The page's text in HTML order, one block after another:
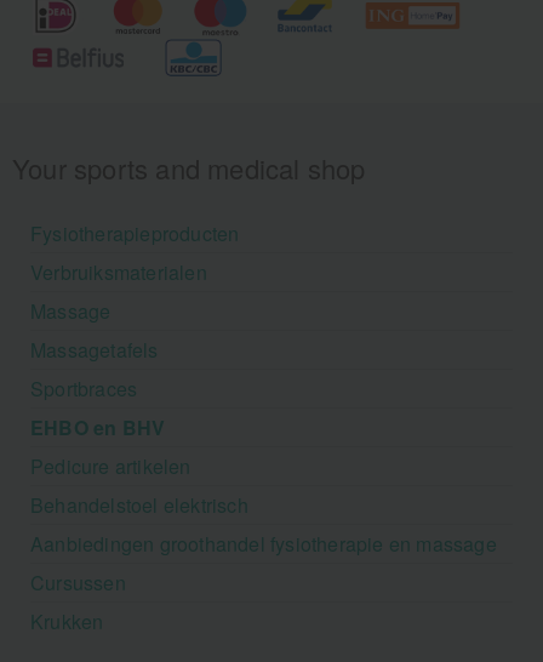
Fysiotherapieproducten
Verbruiksmaterialen
Massage
Massagetafels
Sportbraces
EHBO en BHV
Pedicure artikelen
Behandelstoel elektrisch
Aanbiedingen groothandel fysiotherapie en massage
Cursussen
Krukken